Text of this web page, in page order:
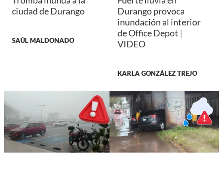
ciudad de Durango
SAÚL MALDONADO
Durango provoca
inundación al interior
de Office Depot |
VIDEO
KARLA GONZÁLEZ TREJO